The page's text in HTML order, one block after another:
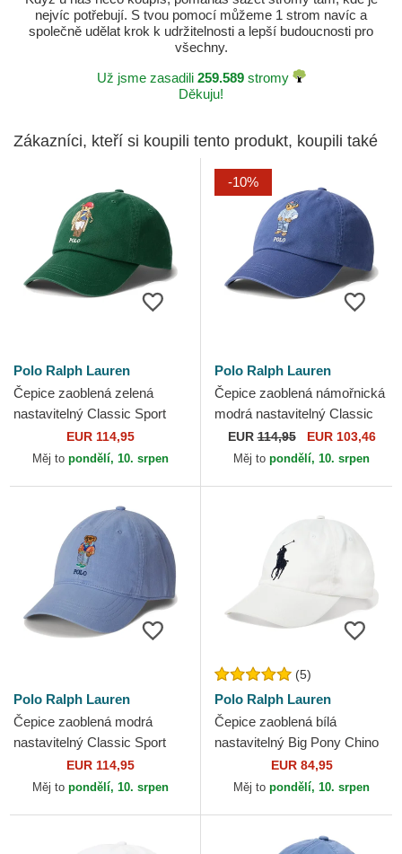
nejvíc potřebují. S tvou pomocí můžeme 1 strom navíc a
společně udělat krok k udržitelnosti a lepší budoucnosti pro
všechny.
Už jsme zasadili 259.589stromy
Děkuju!
Zákazníci, kteří si koupili tento produkt, koupili také
Polo Ralph Lauren
Čepice zaoblená zelená
nastavitelný Classic Sport
Twill Bear Polo Ralph Lauren
EUR 114,95
Měj to pondělí, 10. srpen
-10%
Polo Ralph Lauren
Čepice zaoblená námořnická
modrá nastavitelný Classic
Sport Twill Bear Polo Ralph
Lauren
EUR114,95 EUR 103,46
Měj to pondělí, 10. srpen
Polo Ralph Lauren
Čepice zaoblená modrá
nastavitelný Classic Sport
Twill Bear Polo Ralph Lauren
EUR 114,95
Měj to pondělí, 10. srpen
(5)
Polo Ralph Lauren
Čepice zaoblená bílá
nastavitelný Big Pony Chino
Classic Sport Polo Ralph
Lauren
EUR 84,95
Měj to pondělí, 10. srpen